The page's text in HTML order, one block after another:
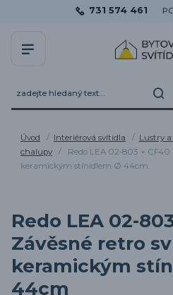
731 574 461
Úvod Interiérová svítidla Lustry
chalupy
Redo LEA 02-803 + CF40
keramickým stínidlem Ø 44cm
Redo LEA 02-
Závěsné retro
keramickým
44cm